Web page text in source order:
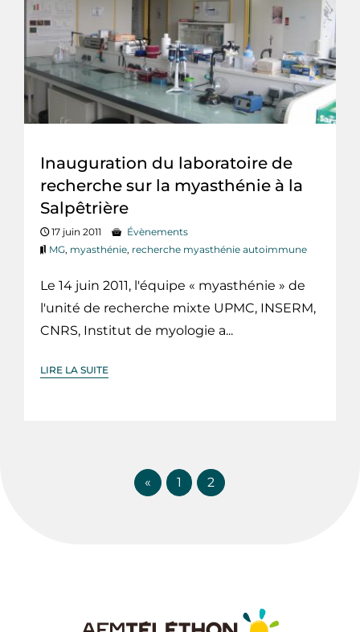
Inauguration du laboratoire de
recherche sur la myasthénie à la
Salpêtrière
17 juin 2011
Évènements
MG, myasthénie, recherche myasthénie autoimmune
Le 14 juin 2011, l'équipe « myasthénie » de
l'unité de recherche mixte UPMC, INSERM,
CNRS, Institut de myologie a...
LIRE LA SUITE
« 1 2